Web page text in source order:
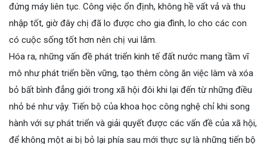
đứng máy liên tục. Công việc ổn định, không hề vất vả và thu
nhập tốt, giờ đây chị đã lo được cho gia đình, lo cho các con
có cuộc sống tốt hơn nên chị vui lắm.
Hóa ra, những vấn đề phát triển kinh tế đất nước mang tầm vĩ
mô như phát triển bền vững, tạo thêm công ăn việc làm và xóa
bỏ bất bình đẳng giới trong xã hội đôi khi lại đến từ những điều
nhỏ bé như vậy. Tiến bộ của khoa học công nghệ chỉ khi song
hành với sự phát triển và giải quyết được các vấn đề của xã hội,
để không một ai bị bỏ lại phía sau mới thực sự là những tiến bộ